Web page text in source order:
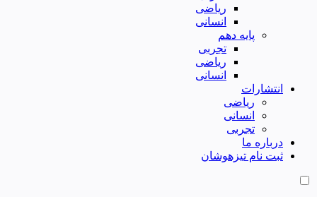
ریاضی
انسانی
پایه دهم
تجربی
ریاضی
انسانی
انتشارات
ریاضی
انسانی
تجربی
درباره ما
ثبت نام تیزهوشان